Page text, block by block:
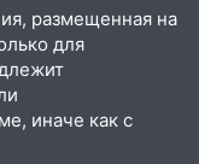
«зебре»:
на
размещенная на
для
иначе как с